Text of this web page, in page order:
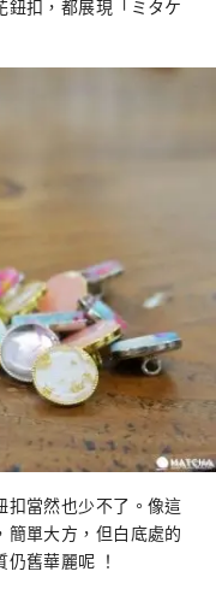
鈕扣，都展現「ミタケ
扣當然也少不了。像這
單大方，但白底處的
舊華麗呢 ！